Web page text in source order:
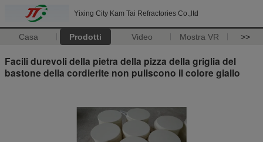
Yixing City Kam Tai Refractories Co.,ltd
Casa Prodotti Video Mostra VR >>
Facili durevoli della pietra della pizza della griglia del
bastone della cordierite non puliscono il colore giallo